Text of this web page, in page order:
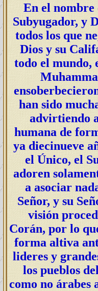
En el nombre
Subyugador, y
todos los que
Dios y su
todo el mundo,
han sido
advirtiendo
humana de
ya diecinueve
el Único, el
adoren
a asociar
Señor, y su
visión
Corán, por lo
forma altiva
lideres y
los pueblos
como no árabes